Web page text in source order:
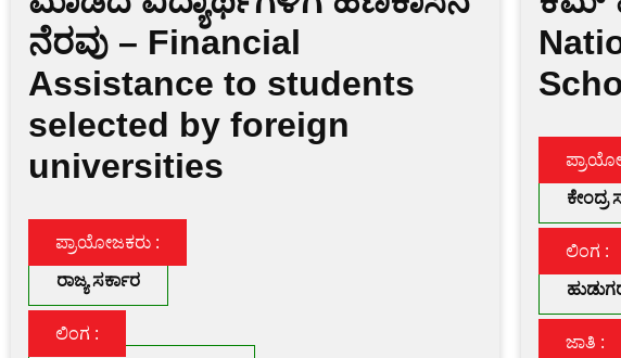
ನೆರವು – Financial
Assistance to students
selected by foreign
universities
ಪ್ರಾಯೋಜಕರು :
ರಾಜ್ಯ ಸರ್ಕಾರ
ಲಿಂಗ :
ಕೇಂದ್ರ
ಲಿಂಗ :
ಜಾತಿ :